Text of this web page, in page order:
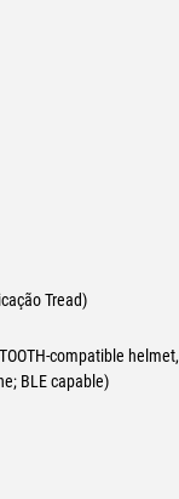
Tread)
compatible helmet,
BLE capable)